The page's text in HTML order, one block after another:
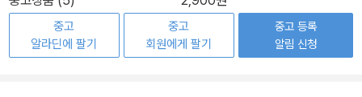
중고
알라딘에 팔기
중고
회원에게 팔기
중고 등록
알림 신청